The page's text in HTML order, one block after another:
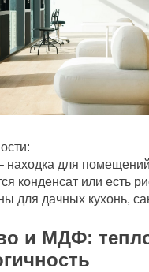
находка для
конденсат или есть
для дачных кухонь,
и МДФ: